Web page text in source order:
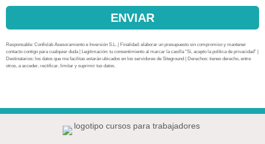
ENVIAR
Responsable: Confislab Asesoramiento e Inversión S.L. | Finalidad: elaborar un presupuesto sin compromiso y mantener
contacto contigo para cualquier duda | Legitimación: tu consentimiento al marcar la casilla “Sí, acepto la política de privacidad” |
Destinatarios: los datos que me facilitas estarán ubicados en los servidores de Siteground | Derechos: tienes derecho, entre
otros, a acceder, rectificar, limitar y suprimir tus datos.